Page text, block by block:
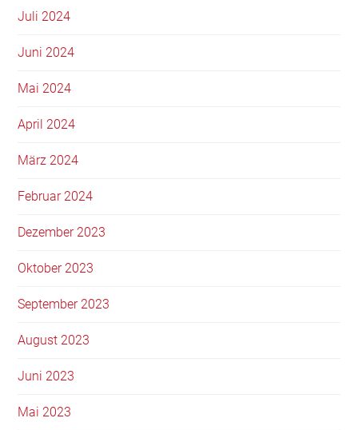
Juli 2024
Juni 2024
Mai 2024
April 2024
März 2024
Februar 2024
Dezember 2023
Oktober 2023
September 2023
August 2023
Juni 2023
Mai 2023